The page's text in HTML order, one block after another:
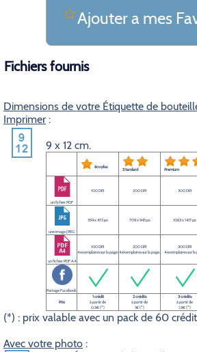
Ajouter a mes
Fichiers fournis
Dimensions de votre Étiquette de
Imprimer :
9 x 12 cm.
éco plus Standard Premium
un fichier PDF
100 DPI 200 DPI 300 DPI
une image JPEG
354 x 472 px 709 x 945 px 1063 x 1417 px
un fichier PDF A4
100 DPI
4 exemplaires sur la page.
200 DPI
4 exemplaires sur la page.
300 DPI
4 exemplaires sur la
Partage Facebook
Prix
1 crédit
à partir de
0,5€ (*)
2 crédits
à partir de
1€ (*)
3 crédits
à partir de
1,5€ (*)
(*) : prix valable avec un pack de 60
Avec votre photo :